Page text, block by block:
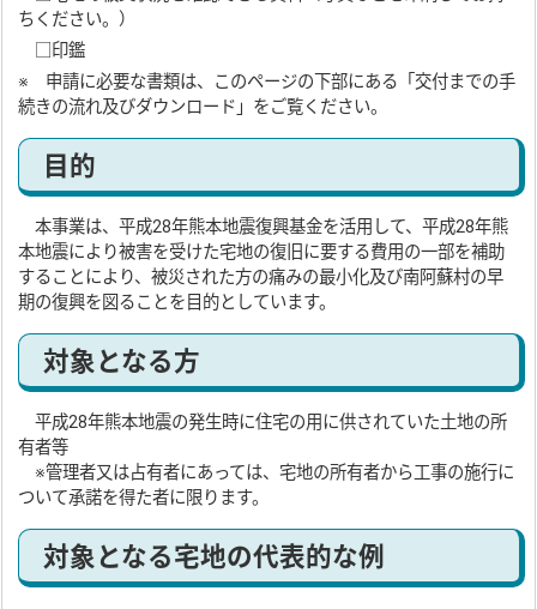
ちください。）
□印鑑
※ 申請に必要な書類は、このページの下部にある「交付までの手
続きの流れ及びダウンロード」をご覧ください。
目的
本事業は、平成28年熊本地震復興基金を活用して、平成28年熊
本地震により被害を受けた宅地の復旧に要する費用の一部を補助
することにより、被災された方の痛みの最小化及び南阿蘇村の早
期の復興を図ることを目的としています。
対象となる方
平成28年熊本地震の発生時に住宅の用に供されていた土地の所
有者等
※管理者又は占有者にあっては、宅地の所有者から工事の施行に
ついて承諾を得た者に限ります。
対象となる宅地の代表的な例